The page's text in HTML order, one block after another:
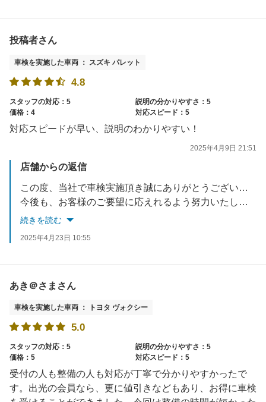
投稿者さん
車検を実施した車両 ： スズキ パレット
4.8
スタッフの対応：5
説明の分かりやすさ：5
価格：4
対応スピード：5
対応スピードが早い、説明のわかりやすい！
2025年4月9日 21:51
店舗からの返信
この度、当社で車検実施頂き誠にありがとうございました。
今後も、お客様のご要望に応えれるよう努力いたします。
お車でお困りごとがあれば、いつでもご相談ください。
続きを読む
2025年4月23日 10:55
あき＠さまさん
車検を実施した車両 ： トヨタ ヴォクシー
5.0
スタッフの対応：5
説明の分かりやすさ：5
価格：5
対応スピード：5
受付の人も整備の人も対応が丁寧で分かりやすかったで
す。出光の会員なら、更に値引きなどもあり、お得に車検